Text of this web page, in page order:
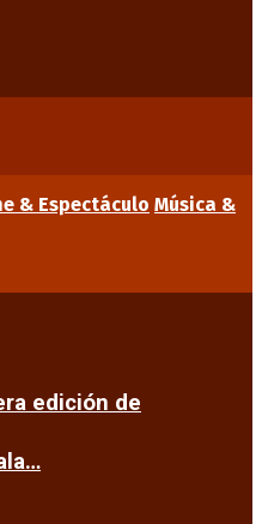
& Espectáculo Música &
edición de